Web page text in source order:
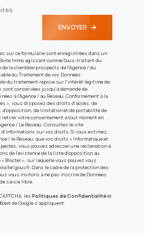
ENVOYER
sur ce formulaire sont enregistrées dans un
Immo agissant comme Sous-traitant du
la clientèle/prospects de l'Agence / du
du Traitement de vos Données
du traitement repose sur l'intérêt légitime de
sont conservées jusqu'à demande de
à l'Agence / au Réseau. Conformément à la
», vous disposez des droits d’accès, de
d’opposition, de limitation et de portabilité de
retirer votre consentement à tout moment en
/ Le Réseau. Consultez le site
sur vos droits. Si vous estimez,
/ le Réseau, que vos droits « Informatique et
vous pouvez adresser une réclamation à
de l’existence de la liste d'opposition au
Bloctel », sur laquelle vous pouvez vous
. Dans le cadre de la protection des
vous invitons à ne pas inscrire de Données
saisie libre.
les Politiques de Confidentialitéet
de Google s'appliquent.